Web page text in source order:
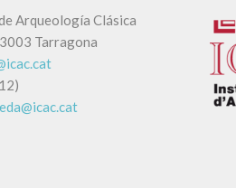
Arqueología Clásica
Tarragona